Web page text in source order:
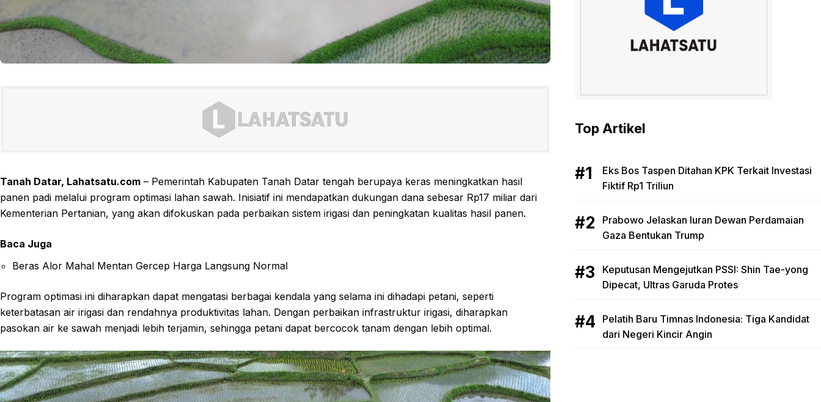
Tanah Datar, Lahatsatu.com – Pemerintah Kabupaten Tanah Datar tengah berupaya keras meningkatkan hasil
panen padi melalui program optimasi lahan sawah. Inisiatif ini mendapatkan dukungan dana sebesar Rp17 miliar dari
Kementerian Pertanian, yang akan difokuskan pada perbaikan sistem irigasi dan peningkatan kualitas hasil panen.
Baca Juga
Beras Alor Mahal Mentan Gercep Harga Langsung Normal
Program optimasi ini diharapkan dapat mengatasi berbagai kendala yang selama ini dihadapi petani, seperti
keterbatasan air irigasi dan rendahnya produktivitas lahan. Dengan perbaikan infrastruktur irigasi, diharapkan
pasokan air ke sawah menjadi lebih terjamin, sehingga petani dapat bercocok tanam dengan lebih optimal.
Top Artikel
Eks Bos Taspen Ditahan KPK Terkait Investasi
Fiktif Rp1 Triliun
Prabowo Jelaskan Iuran Dewan Perdamaian
Gaza Bentukan Trump
Keputusan Mengejutkan PSSI: Shin Tae-yong
Dipecat, Ultras Garuda Protes
Pelatih Baru Timnas Indonesia: Tiga Kandidat
dari Negeri Kincir Angin